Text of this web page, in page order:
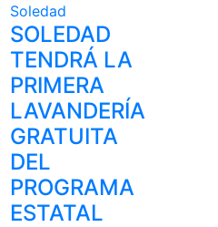
Soledad
SOLEDAD
TENDRÁ LA
PRIMERA
LAVANDERÍA
GRATUITA
DEL
PROGRAMA
ESTATAL